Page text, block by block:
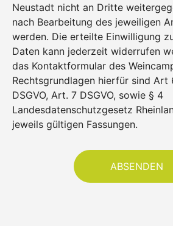
Neustadt nicht an Dritte
nach Bearbeitung des jeweiligen
werden. Die erteilte Einwilligung
Daten kann jederzeit widerrufen
das Kontaktformular des
Rechtsgrundlagen hierfür sind Art
DSGVO, Art. 7 DSGVO, sowie § 4
Landesdatenschutzgesetz
jeweils gültigen Fassungen.